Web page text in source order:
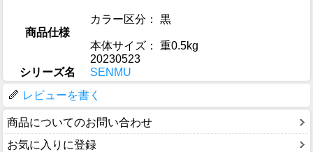
商品仕様
カラー区分： 黒
本体サイズ： 重0.5kg
20230523
シリーズ名
SENMU
レビューを書く
商品についてのお問い合わせ
お気に入りに登録